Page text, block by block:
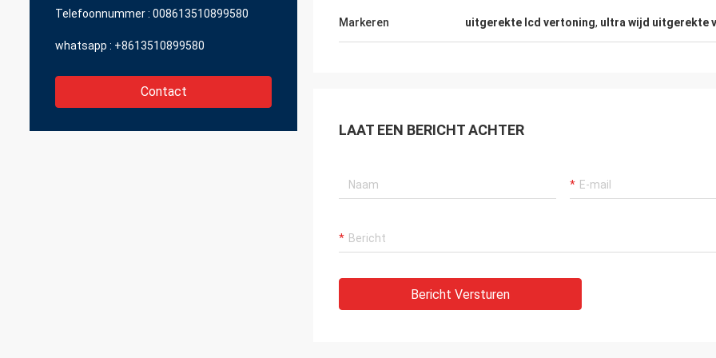
Telefoonnummer : 008613510899580
whatsapp : +8613510899580
Contact
Markeren uitgerekte lcd vertoning, ultra wijd uitgerekte
LAAT EEN BERICHT ACHTER
Bericht Versturen